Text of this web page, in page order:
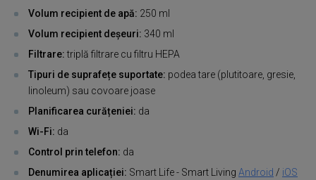
Volum recipient de apă: 250 ml
Volum recipient deșeuri: 340 ml
Filtrare:triplă filtrare cu filtru HEPA
Tipuri de suprafețe suportate: podea tare (plutitoare, gresie,
linoleum) sau covoare joase
Planificarea curățeniei: da
Wi-Fi: da
Control prin telefon: da
Denumirea aplicației: Smart Life - Smart Living Android / iOS